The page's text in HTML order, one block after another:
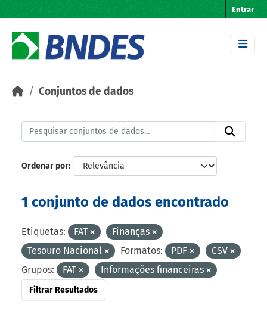
Entrar
Conjuntos de dados
Ordenar por
1 conjunto de dados encontrado
Etiquetas: FAT
Finanças
Tesouro Nacional
Formatos: PDF
CSV
Grupos:
FAT Informações financeiras
Filtrar Resultados